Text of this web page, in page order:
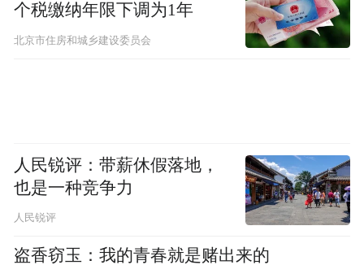
个税缴纳年限下调为1年
北京市住房和城乡建设委员会
人民锐评：带薪休假落地，
也是一种竞争力
人民锐评
盗香窃玉：我的青春就是赌出来的